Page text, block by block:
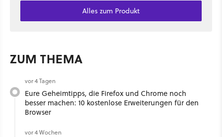
Alles zum Produkt
ZUM THEMA
vor 4 Tagen
Eure Geheimtipps, die Firefox und Chrome noch
besser machen: 10 kostenlose Erweiterungen für den
Browser
vor 4 Wochen